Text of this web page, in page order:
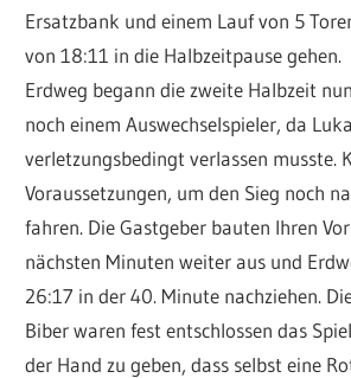
Ersatzbank und einem Lauf von 5
von 18:11 in die Halbzeitpause gehen.
Erdweg begann die zweite Halbzeit
noch einem Auswechselspieler, da
verletzungsbedingt verlassen musste.
Voraussetzungen, um den Sieg noch
fahren. Die Gastgeber bauten Ihren
nächsten Minuten weiter aus und
26:17 in der 40. Minute nachziehen.
Biber waren fest entschlossen das
der Hand zu geben, dass selbst eine